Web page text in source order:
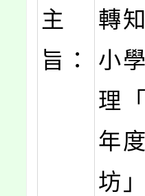
主
旨：
轉
小
理
年
坊